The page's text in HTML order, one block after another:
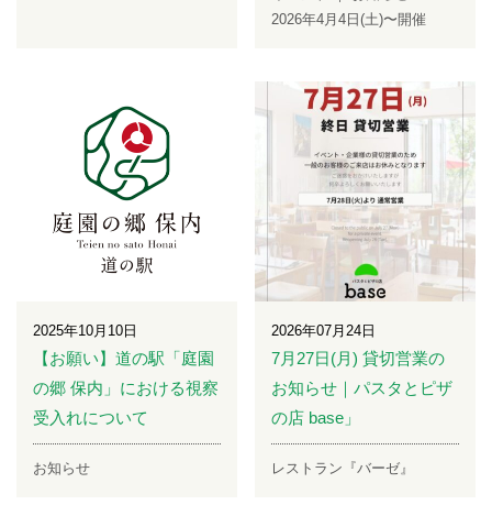
2026年4月4日(土)〜開催
2025年10月10日
【お願い】道の駅「庭園
の郷 保内」における視察
受入れについて
お知らせ
2026年07月24日
7月27日(月) 貸切営業の
お知らせ｜パスタとピザ
の店 base」
レストラン『バーゼ』